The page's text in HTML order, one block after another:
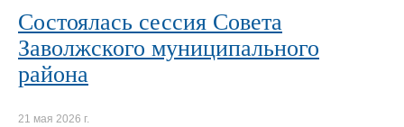
Состоялась сессия Совета
Заволжского муниципального
района
21 мая 2026 г.